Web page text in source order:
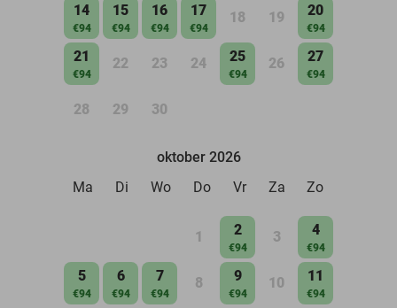
14
€94
15
€94
16
€94
17
€94
18 19 20
€94
21
€94
22 23 24 25
€94
26 27
€94
28 29 30
oktober 2026
Ma
Di Wo Do Vr Za Zo
1 2
€94
3 4
€94
5
€94
6
€94
7
€94
8 9
€94
10 11
€94